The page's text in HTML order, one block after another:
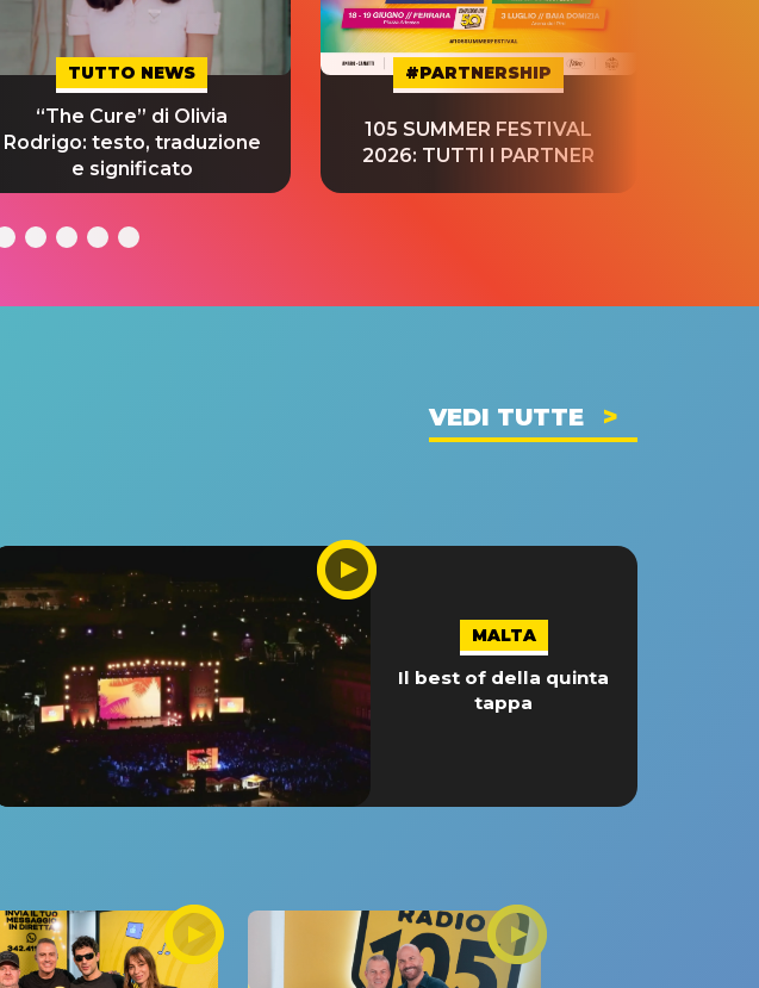
TUTTO NEWS
“The Cure” di Olivia
Rodrigo: testo, traduzione
e significato
#PARTNERSHIP
105 SUMMER FESTIVAL
2026: TUTTI I PARTNER
VEDI TUTTE
MALTA
Il best of della quinta
tappa